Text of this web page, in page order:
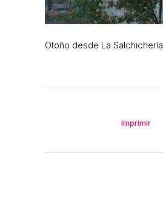
Otoño desde La Salchichería
Imprimir